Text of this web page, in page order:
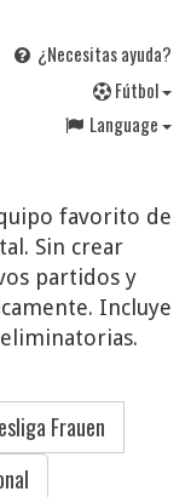
¿Necesitas ayuda?
Fútbol
Language
favorito de
Sin crear
partidos y
Incluye
Frauen